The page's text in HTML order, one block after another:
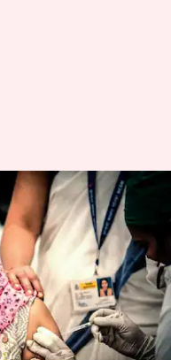
वैक्सीनेटेड
के फैसले पर